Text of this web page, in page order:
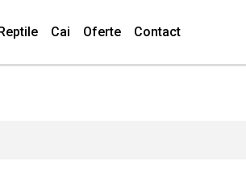
Cai Oferte Contact